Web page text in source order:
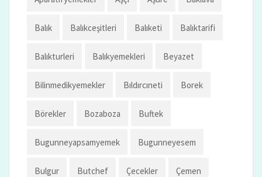
Balık Balıkceşitleri Balıketi Balıktarifi
Balıkturleri Balıkyemekleri Beyazet
Bilinmedikyemekler Bıldırcıneti Borek
Börekler Bozaboza Buftek
Bugunneyapsamyemek Bugunneyesem
Bulgur Butchef Çecekler Çemen